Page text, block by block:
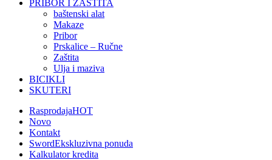
PRIBOR I ZAŠTITA
baštenski alat
Makaze
Pribor
Prskalice – Ručne
Zaštita
Ulja i maziva
BICIKLI
SKUTERI
RasprodajaHOT
Novo
Kontakt
SwordEkskluzivna ponuda
Kalkulator kredita